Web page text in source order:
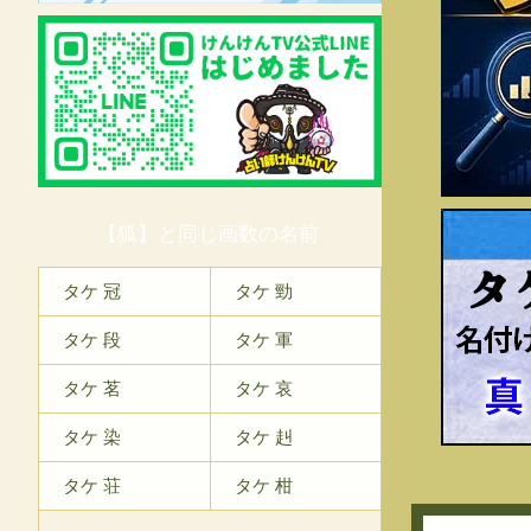
【狐】と同じ画数の名前
タケ 冠 タケ 勁
タケ 段 タケ 軍
タケ 茗 タケ 哀
タケ 染 タケ 赳
タケ 荘 タケ 柑
タ